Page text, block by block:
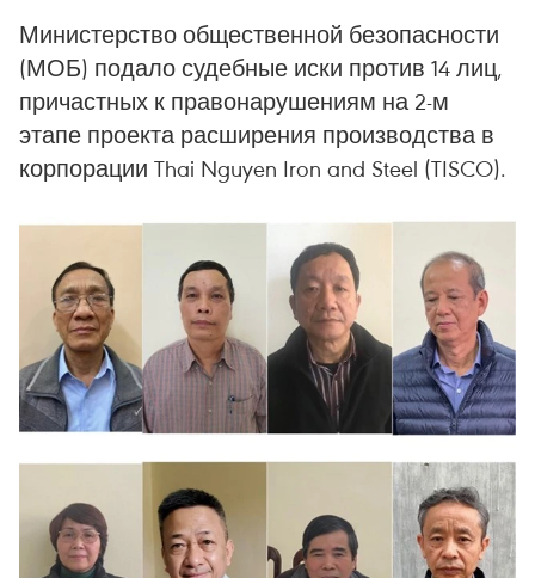
Министерство общественной безопасности
(МОБ) подало судебные иски против 14 лиц,
причастных к правонарушениям на 2-м
этапе проекта расширения производства в
корпорации Thai Nguyen Iron and Steel (TISCO).